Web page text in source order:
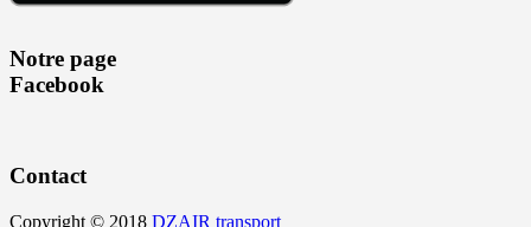
Notre page
Facebook
Contact
Copyright © 2018 DZAIR transport